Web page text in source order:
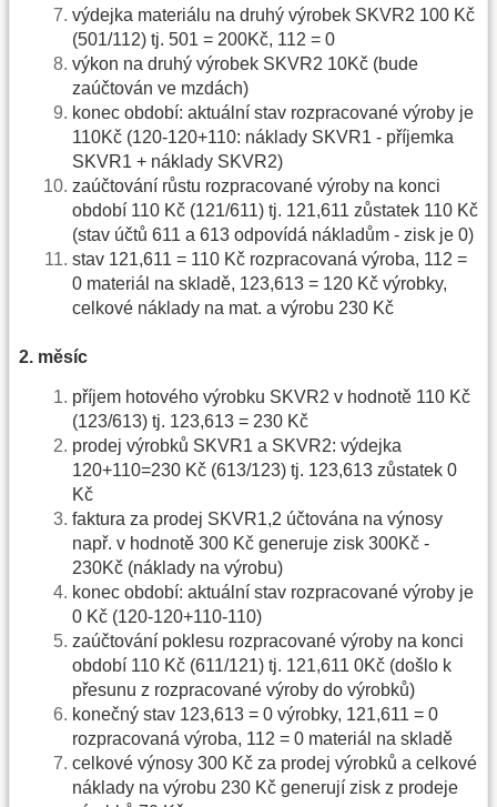
výdejka materiálu na druhý výrobek SKVR2 100 Kč
(501/112) tj. 501 = 200Kč, 112 = 0
výkon na druhý výrobek SKVR2 10Kč (bude
zaúčtován ve mzdách)
konec období: aktuální stav rozpracované výroby je
110Kč (120-120+110: náklady SKVR1 - příjemka
SKVR1 + náklady SKVR2)
zaúčtování růstu rozpracované výroby na konci
období 110 Kč (121/611) tj. 121,611 zůstatek 110 Kč
(stav účtů 611 a 613 odpovídá nákladům - zisk je 0)
stav 121,611 = 110 Kč rozpracovaná výroba, 112 =
0 materiál na skladě, 123,613 = 120 Kč výrobky,
celkové náklady na mat. a výrobu 230 Kč
2. měsíc
příjem hotového výrobku SKVR2 v hodnotě 110 Kč
(123/613) tj. 123,613 = 230 Kč
prodej výrobků SKVR1 a SKVR2: výdejka
120+110=230 Kč (613/123) tj. 123,613 zůstatek 0
Kč
faktura za prodej SKVR1,2 účtována na výnosy
např. v hodnotě 300 Kč generuje zisk 300Kč -
230Kč (náklady na výrobu)
konec období: aktuální stav rozpracované výroby je
0 Kč (120-120+110-110)
zaúčtování poklesu rozpracované výroby na konci
období 110 Kč (611/121) tj. 121,611 0Kč (došlo k
přesunu z rozpracované výroby do výrobků)
konečný stav 123,613 = 0 výrobky, 121,611 = 0
rozpracovaná výroba, 112 = 0 materiál na skladě
celkové výnosy 300 Kč za prodej výrobků a celkové
náklady na výrobu 230 Kč generují zisk z prodeje